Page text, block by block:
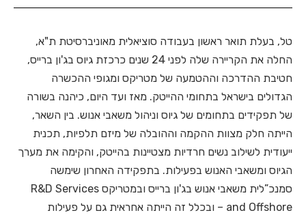
טל, בעלת תואר ראשון בעבודה סוציאלית מאוניברסיטת ת"א,
החלה את הקריירה שלה לפני 24 שנים כרכזת גיוס בג'ון ברייס,
חטיבת ההדרכה וההטמעה של מטריקס ומגופי ההכשרה
הגדולים בישראל בתחומי ההייטק. מאז ועד היום, כיהנה בשורה
של תפקידים בתחומים של גיוס וניהול משאבי אנוש. בין השאר,
הייתה חלק מצוות ההקמה וההובלה של מיזם תלפיות, תכנית
ייעודית לשילוב נשים חרדיות מצטיינות בהייטק, והקימה את מערך
הגיוס ומשאבי האנוש בפעילות. בתפקידה האחרון שימשה
סמנכ”לית משאבי אנוש בג'ון ברייס ובמטריקס R&D Services
and Offshore – ובכלל זה הייתה אחראית גם על פעילות